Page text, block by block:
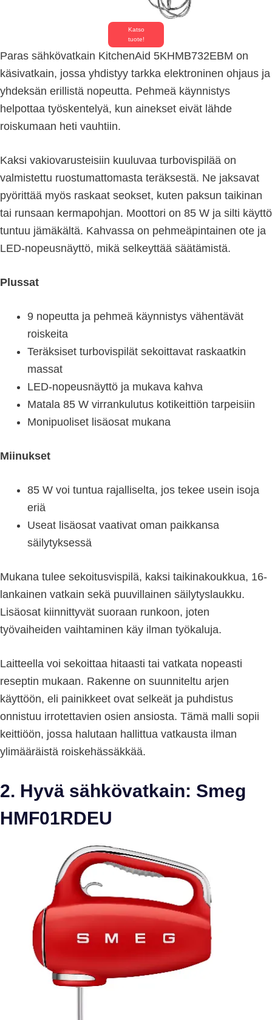
Katso
tuote!
Paras sähkövatkain KitchenAid 5KHMB732EBM on
käsivatkain, jossa yhdistyy tarkka elektroninen ohjaus ja
yhdeksän erillistä nopeutta. Pehmeä käynnistys
helpottaa työskentelyä, kun ainekset eivät lähde
roiskumaan heti vauhtiin.
Kaksi vakiovarusteisiin kuuluvaa turbovispilää on
valmistettu ruostumattomasta teräksestä. Ne jaksavat
pyörittää myös raskaat seokset, kuten paksun taikinan
tai runsaan kermapohjan. Moottori on 85 W ja silti käyttö
tuntuu jämäkältä. Kahvassa on pehmeäpintainen ote ja
LED-nopeusnäyttö, mikä selkeyttää säätämistä.
Plussat
9 nopeutta ja pehmeä käynnistys vähentävät
roiskeita
Teräksiset turbovispilät sekoittavat raskaatkin
massat
LED-nopeusnäyttö ja mukava kahva
Matala 85 W virrankulutus kotikeittiön tarpeisiin
Monipuoliset lisäosat mukana
Miinukset
85 W voi tuntua rajalliselta, jos tekee usein isoja
eriä
Useat lisäosat vaativat oman paikkansa
säilytyksessä
Mukana tulee sekoitusvispilä, kaksi taikinakoukkua, 16-
lankainen vatkain sekä puuvillainen säilytyslaukku.
Lisäosat kiinnittyvät suoraan runkoon, joten
työvaiheiden vaihtaminen käy ilman työkaluja.
Laitteella voi sekoittaa hitaasti tai vatkata nopeasti
reseptin mukaan. Rakenne on suunniteltu arjen
käyttöön, eli painikkeet ovat selkeät ja puhdistus
onnistuu irrotettavien osien ansiosta. Tämä malli sopii
keittiöön, jossa halutaan hallittua vatkausta ilman
ylimääräistä roiskehässäkkää.
2. Hyvä sähkövatkain: Smeg
HMF01RDEU